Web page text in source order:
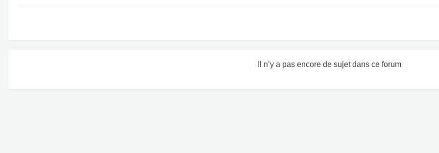
Il n’y a pas encore de sujet dans ce forum